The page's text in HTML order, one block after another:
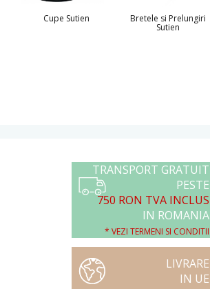
Cupe Sutien Bretele si Prelungiri
Sutien
TRANSPORT GRATUIT
PESTE
750 RON TVA INCLUS
IN ROMANIA
* VEZI TERMENI SI CONDITII
LIVRARE
IN UE